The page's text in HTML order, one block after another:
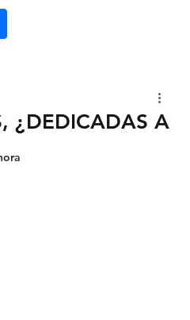
¿DEDICADAS A